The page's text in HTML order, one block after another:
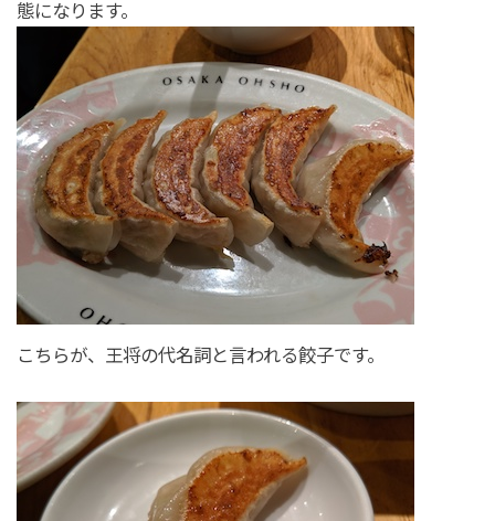
態になります。
こちらが、王将の代名詞と言われる餃子です。